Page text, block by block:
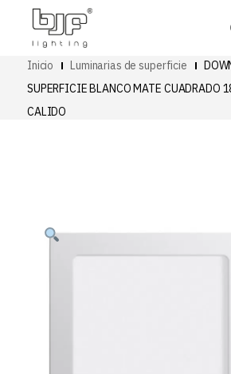
Inicio Luminarias de superficie
SUPERFICIE BLANCO MATE CUADRADO
CALIDO